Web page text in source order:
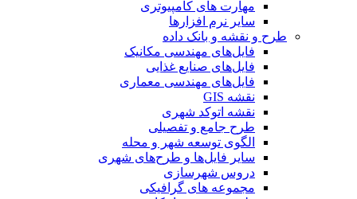
مهارت های کامپیوتری
سایر نرم افزارها
طرح و نقشه و بانک داده
فایل‌های مهندسی مکانیک
فایل‌های صنایع غذایی
فایل‌های مهندسی معماری
نقشه GIS
نقشه اتوکد شهری
طرح جامع و تفصیلی
الگوی توسعه شهر و محله
سایر فایل‌ها و طرح‌های شهری
دروس شهرسازی
مجموعه های گرافیکی